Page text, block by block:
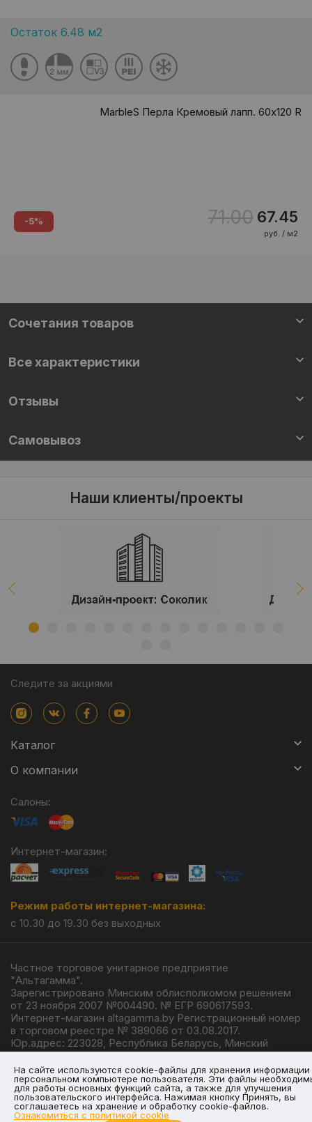
Остаток 6.48 м2
MarbleS Перла Кремовый лапп. 60x120 R
-5% 71.00 67.45
руб. / м2
Cочетания товаров
Все характеристики
Отзывы
Самовывоз
Наши клиенты/проекты
Следите за акциями
Каталог
О компании
Салоны:
Интернет-магазин:
Режим работы интернет-магазина:
с 10.30 до 19.30 без выходных
Частное торговое унитарное предприятие
"Альтагамма".
Зарегистрировано Минским облисполкомом решением
от 23 ноября 2007 №004490. № ЕГР 690617593.
Интернет-магазин altagamma.by Регистрационный номер
в торговом реестре № 389066 от 03.08.2017.
Юр.адрес: 223028, Республика Беларусь, Минский
район, г.п. Ждановичи, ул. Линейная, 4/1.
© 2026
На сайте используются cookie-файлы для хранения информации
персональном компьютере пользователя. Эти файлы
для работы основных функций сайта, а также для улучшения
пользовательского интерфейса. Нажимая кнопку Принять, вы
соглашаетесь на хранение и обработку cookie-файлов.
Ознакомиться с политикой cookie